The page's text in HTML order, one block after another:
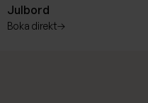
Julbord
boka direkt